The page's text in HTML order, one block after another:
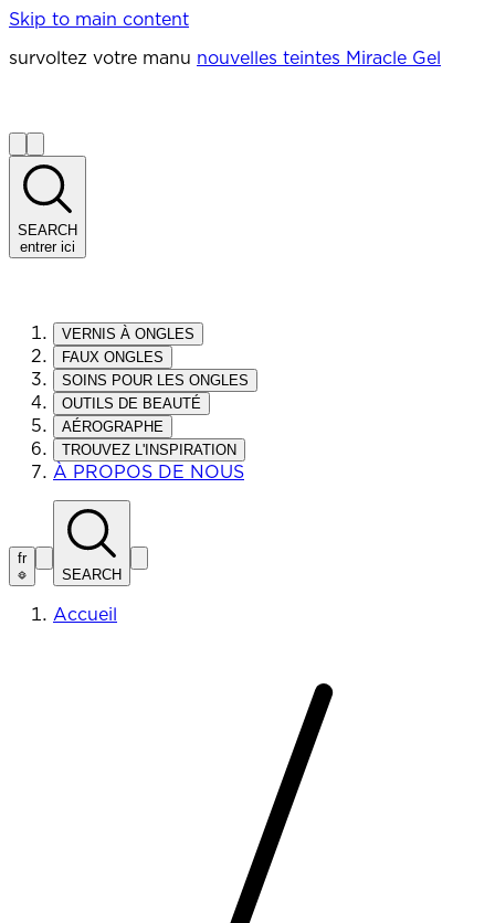
Skip to main content
survoltez votre manu nouvelles teintes Miracle Gel
SEARCH
entrer ici
VERNIS À ONGLES
FAUX ONGLES
SOINS POUR LES ONGLES
OUTILS DE BEAUTÉ
AÉROGRAPHE
TROUVEZ L'INSPIRATION
À PROPOS DE NOUS
fr
SEARCH
Accueil